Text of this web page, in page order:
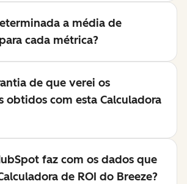
a média de
cada métrica?
de que verei os
obtidos com esta Calculadora
faz com os dados que
de ROI do Breeze?